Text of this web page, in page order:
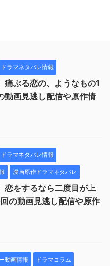
ドラマネタバレ情報
痛ぶる恋の、ようなもの1
動画見逃し配信や原作情
ドラマネタバレ情報
漫画原作ドラマネタバレ
恋をするなら二度目が上
の動画見逃し配信や原作
動画情報 ドラマコラム